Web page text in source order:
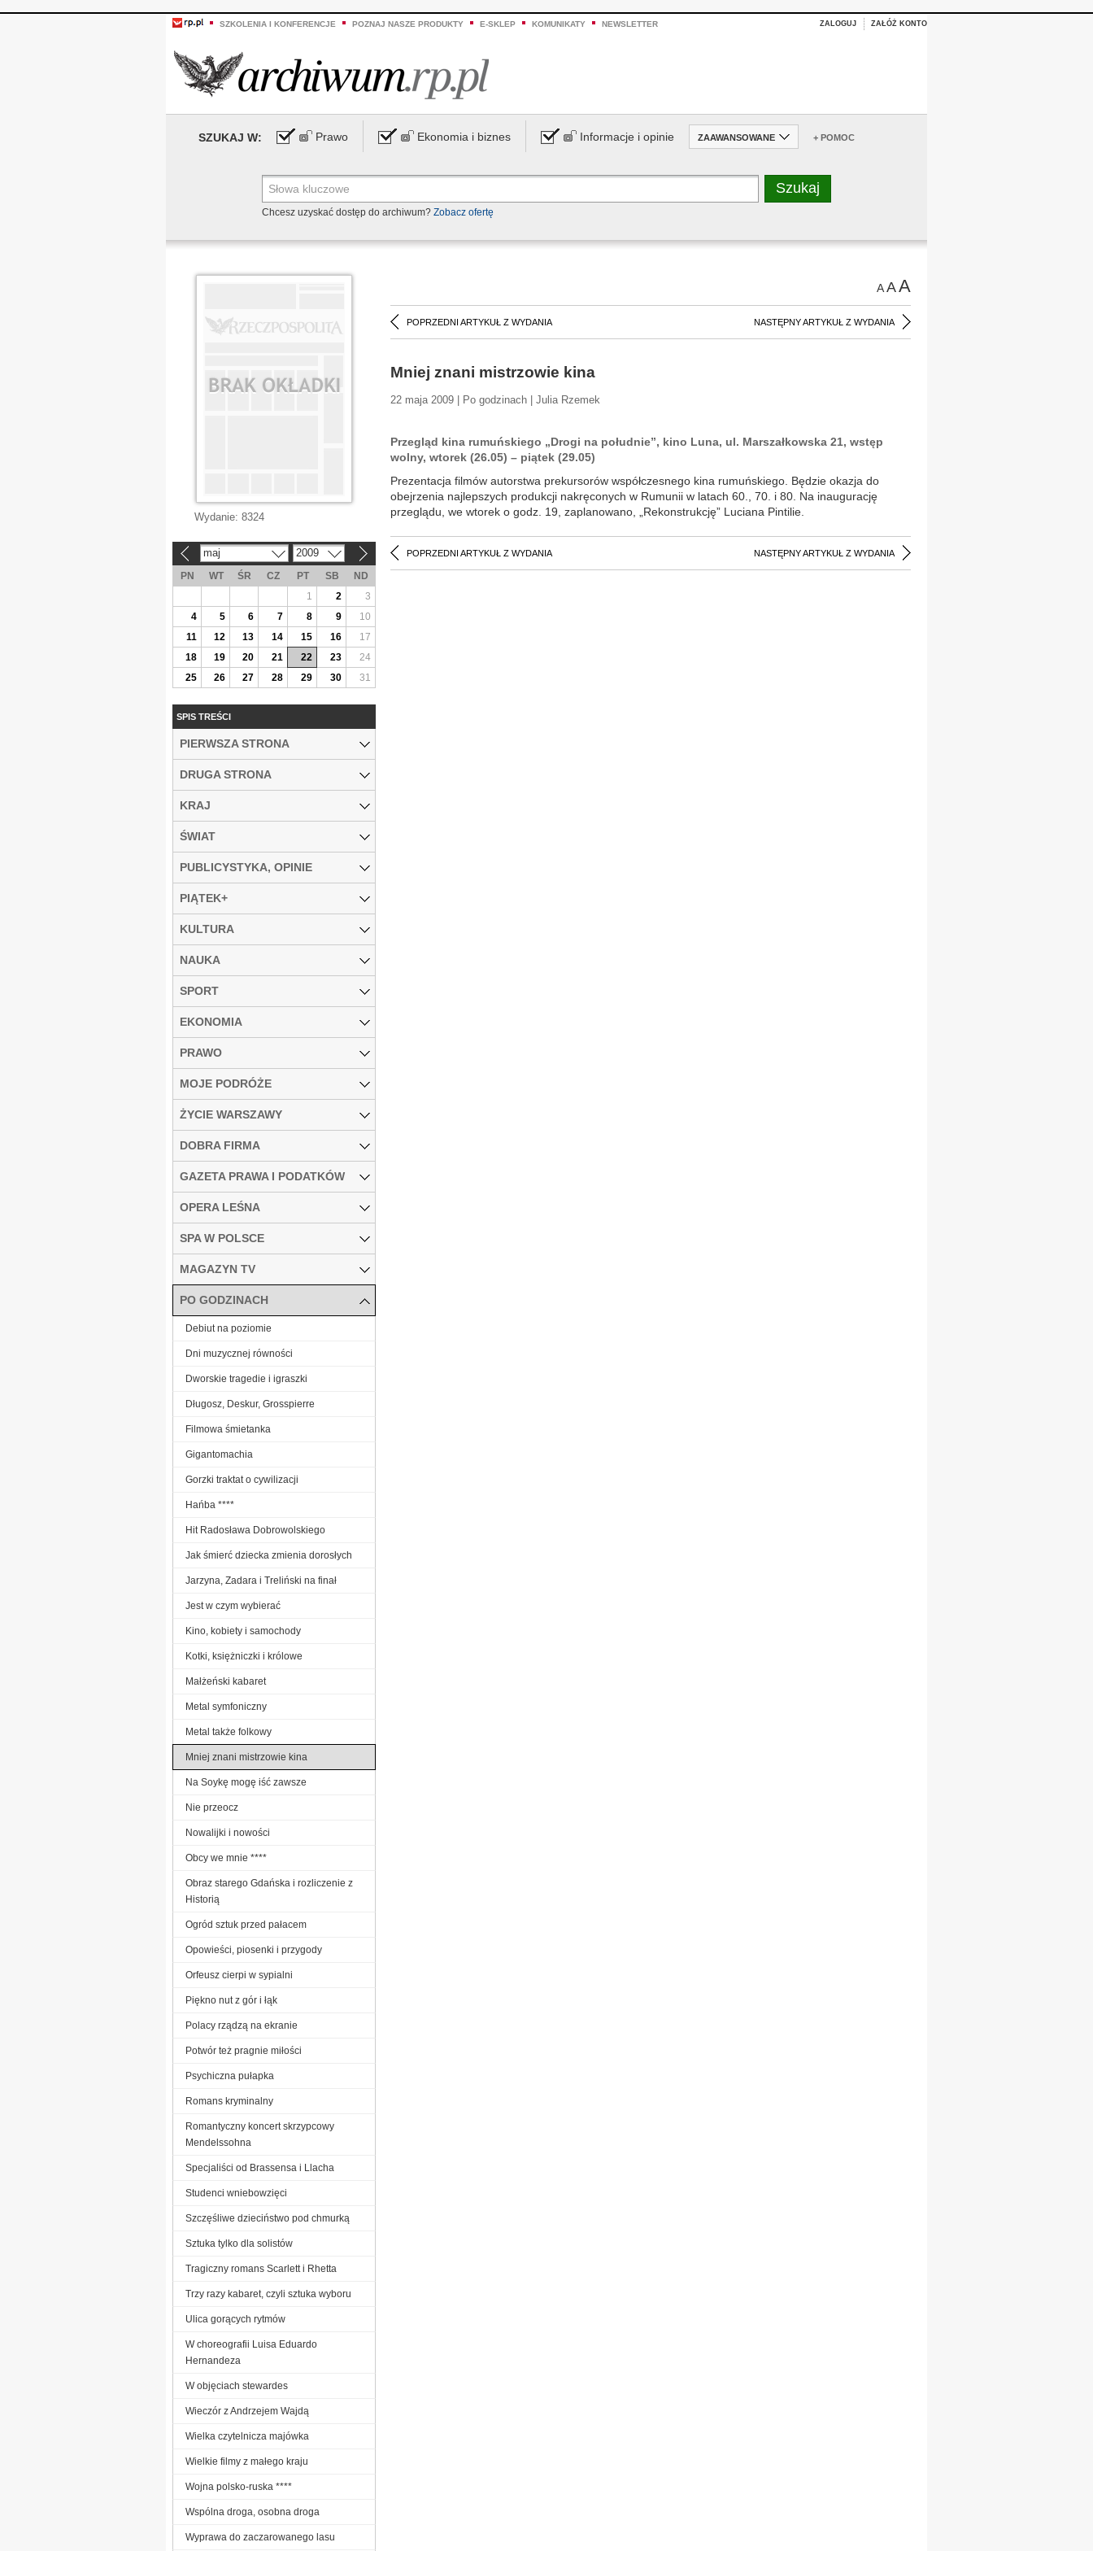
SZKOLENIA I KONFERENCJE POZNAJ NASZE PRODUKTY E-SKLEP KOMUNIKATY NEWSLETTER ZALOGUJ ZAŁÓŻ KONTO
SZUKAJ W: Prawo Ekonomia i biznes Informacje i opinie ZAAWANSOWANE + POMOC
Chcesz uzyskać dostęp do archiwum? Zobacz ofertę
AAA
POPRZEDNI ARTYKUŁ Z WYDANIA NASTĘPNY ARTYKUŁ Z WYDANIA
Mniej znani mistrzowie kina
22 maja 2009 | Po godzinach | Julia Rzemek
Przegląd kina rumuńskiego „Drogi na południe”, kino Luna, ul. Marszałkowska 21, wstęp
wolny, wtorek (26.05) – piątek (29.05)
Prezentacja filmów autorstwa prekursorów współczesnego kina rumuńskiego. Będzie okazja do
obejrzenia najlepszych produkcji nakręconych w Rumunii w latach 60., 70. i 80. Na inaugurację
przeglądu, we wtorek o godz. 19, zaplanowano, „Rekonstrukcję” Luciana Pintilie.
POPRZEDNI ARTYKUŁ Z WYDANIA NASTĘPNY ARTYKUŁ Z WYDANIA
Wydanie: 8324
maj 2009
PN WT ŚR CZ PT SB
ND
1
2
3
4
5 6 7 8 9
10
11
12 13 14 15 16
17
18
19 20 21 22 23
24
25
26 27 28 29 30 31
SPIS TREŚCI
PIERWSZA STRONA
DRUGA STRONA
KRAJ
ŚWIAT
PUBLICYSTYKA, OPINIE
PIĄTEK+
KULTURA
NAUKA
SPORT
EKONOMIA
PRAWO
MOJE PODRÓŻE
ŻYCIE WARSZAWY
DOBRA FIRMA
GAZETA PRAWA I PODATKÓW
OPERA LEŚNA
SPA W POLSCE
MAGAZYN TV
PO GODZINACH
Debiut na poziomie
Dni muzycznej równości
Dworskie tragedie i igraszki
Długosz, Deskur, Grosspierre
Filmowa śmietanka
Gigantomachia
Gorzki traktat o cywilizacji
Hańba ****
Hit Radosława Dobrowolskiego
Jak śmierć dziecka zmienia dorosłych
Jarzyna, Zadara i Treliński na finał
Jest w czym wybierać
Kino, kobiety i samochody
Kotki, księżniczki i królowe
Małżeński kabaret
Metal symfoniczny
Metal także folkowy
Mniej znani mistrzowie kina
Na Soykę mogę iść zawsze
Nie przeocz
Nowalijki i nowości
Obcy we mnie ****
Obraz starego Gdańska i rozliczenie z
Historią
Ogród sztuk przed pałacem
Opowieści, piosenki i przygody
Orfeusz cierpi w sypialni
Piękno nut z gór i łąk
Polacy rządzą na ekranie
Potwór też pragnie miłości
Psychiczna pułapka
Romans kryminalny
Romantyczny koncert skrzypcowy
Mendelssohna
Specjaliści od Brassensa i Llacha
Studenci wniebowzięci
Szczęśliwe dzieciństwo pod chmurką
Sztuka tylko dla solistów
Tragiczny romans Scarlett i Rhetta
Trzy razy kabaret, czyli sztuka wyboru
Ulica gorących rytmów
W choreografii Luisa Eduardo
Hernandeza
W objęciach stewardes
Wieczór z Andrzejem Wajdą
Wielka czytelnicza majówka
Wielkie filmy z małego kraju
Wojna polsko-ruska ****
Wspólna droga, osobna droga
Wyprawa do zaczarowanego lasu